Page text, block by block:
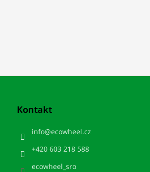
Kontakt
info@ecowheel.cz
+420 603 218 588
ecowheel_sro